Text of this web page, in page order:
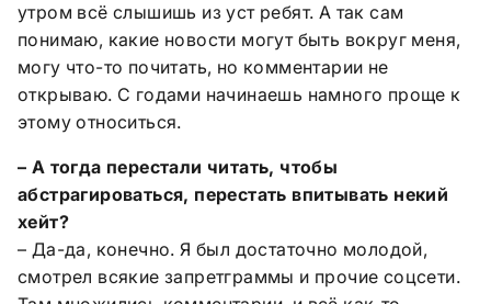
утром всё слышишь из уст ребят. А так сам
понимаю, какие новости могут быть вокруг меня,
могу что-то почитать, но комментарии не
открываю. С годами начинаешь намного проще к
этому относиться.
– А тогда перестали читать, чтобы
абстрагироваться, перестать впитывать некий
хейт?
– Да-да, конечно. Я был достаточно молодой,
смотрел всякие запретграммы и прочие соцсети.